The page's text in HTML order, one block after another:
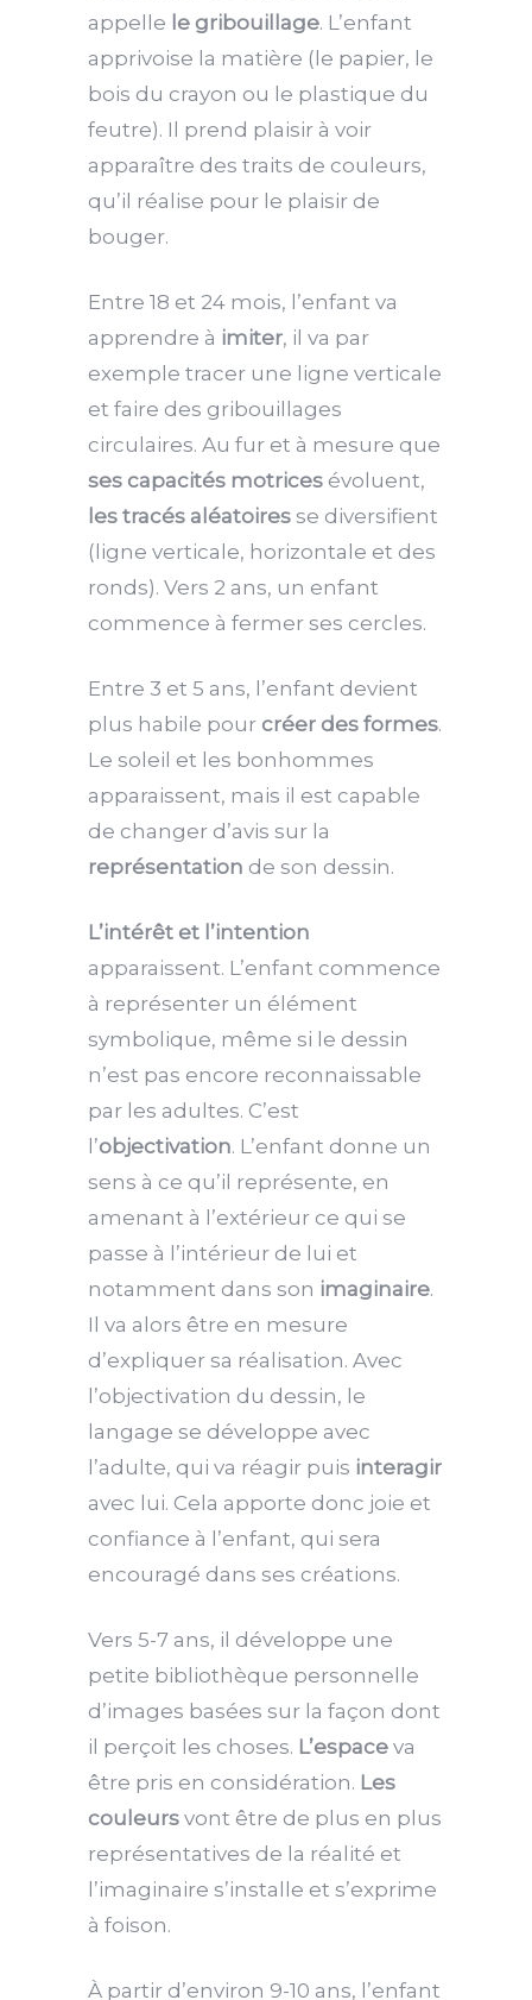
appelle le gribouillage. L’enfant
apprivoise la matière (le papier, le
bois du crayon ou le plastique du
feutre). Il prend plaisir à voir
apparaître des traits de couleurs,
qu’il réalise pour le plaisir de
bouger.
Entre 18 et 24 mois, l’enfant va
apprendre à imiter, il va par
exemple tracer une ligne verticale
et faire des gribouillages
circulaires. Au fur et à mesure que
ses capacités motrices évoluent,
les tracés aléatoires se diversifient
(ligne verticale, horizontale et des
ronds). Vers 2 ans, un enfant
commence à fermer ses cercles.
Entre 3 et 5 ans, l’enfant devient
plus habile pour créer des formes.
Le soleil et les bonhommes
apparaissent, mais il est capable
de changer d’avis sur la
représentation de son dessin.
L’intérêt et l’intention
apparaissent. L’enfant commence
à représenter un élément
symbolique, même si le dessin
n’est pas encore reconnaissable
par les adultes. C’est
l’objectivation. L’enfant donne un
sens à ce qu’il représente, en
amenant à l’extérieur ce qui se
passe à l’intérieur de lui et
notamment dans son imaginaire.
Il va alors être en mesure
d’expliquer sa réalisation. Avec
l’objectivation du dessin, le
langage se développe avec
l’adulte, qui va réagir puis interagir
avec lui. Cela apporte donc joie et
confiance à l’enfant, qui sera
encouragé dans ses créations.
Vers 5-7 ans, il développe une
petite bibliothèque personnelle
d’images basées sur la façon dont
il perçoit les choses. L’espace va
être pris en considération. Les
couleurs vont être de plus en plus
représentatives de la réalité et
l’imaginaire s’installe et s’exprime
à foison.
À partir d’environ 9-10 ans, l’enfant